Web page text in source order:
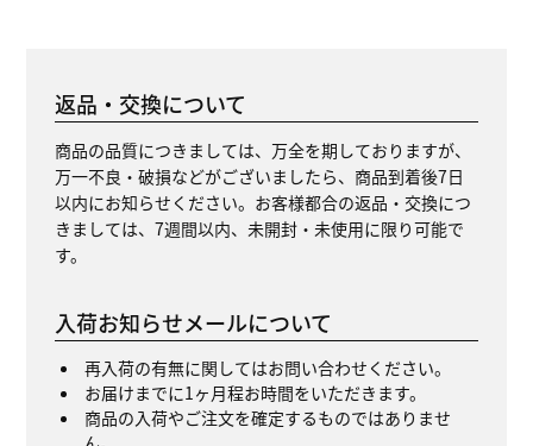
返品・交換について
商品の品質につきましては、万全を期しておりますが、
万一不良・破損などがございましたら、商品到着後7日
以内にお知らせください。お客様都合の返品・交換につ
きましては、7週間以内、未開封・未使用に限り可能で
す。
入荷お知らせメールについて
再入荷の有無に関してはお問い合わせください。
お届けまでに1ヶ月程お時間をいただきます。
商品の入荷やご注文を確定するものではありませ